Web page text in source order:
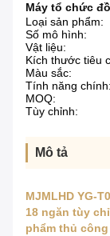
Máy tổ chức
Loại sản phẩm:
Số mô hình:
Vật liệu:
Kích thước tiêu
Màu sắc:
Tính năng chính:
MOQ:
Tùy chỉnh:
Mô tả
MJMLHD YG-
18 ngăn tùy
phẩm thủ